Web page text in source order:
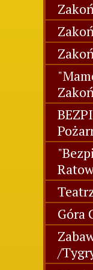
Góra
/